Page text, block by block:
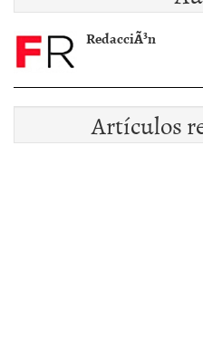
RedacciÃ³n
Artículos